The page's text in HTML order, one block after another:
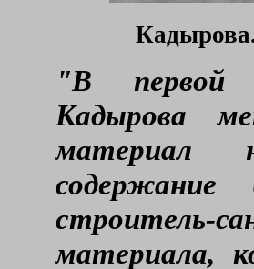
"В первой
Кадырова
материал
строитель-
материала,